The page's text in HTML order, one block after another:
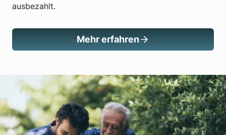
ausbezahlt.
Mehr erfahren